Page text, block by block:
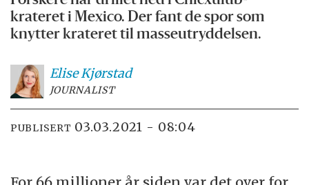
krateret i Mexico. Der fant de spor som
knytter krateret til masseutryddelsen.
EliseKjørstad
JOURNALIST
PUBLISERT 03.03.2021 - 08:04
For 66 millioner år siden var det over for